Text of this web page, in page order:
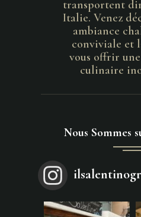
transportent
Italie. Venez
ambiance
conviviale et
vous offrir
culinaire
Nous Sommes